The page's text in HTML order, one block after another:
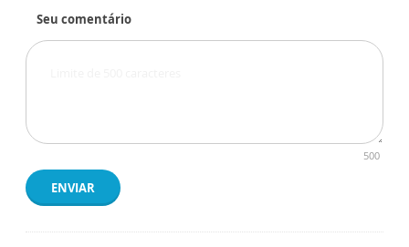
Seu comentário
500
ENVIAR